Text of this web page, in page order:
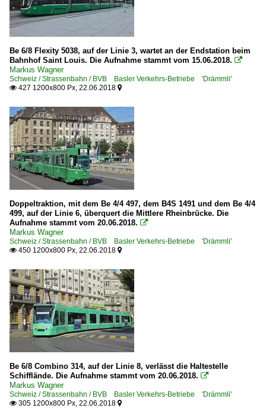
Be 6/8 Flexity 5038, auf der Linie 3, wartet an der Endstation beim
Bahnhof Saint Louis. Die Aufnahme stammt vom 15.06.2018. 
Markus Wagner
Schweiz / Strassenbahn / BVB Basler Verkehrs-Betriebe 'Drämmli'
 427 1200x800 Px, 22.06.2018 
Doppeltraktion, mit dem Be 4/4 497, dem B4S 1491 und dem Be 4/4
499, auf der Linie 6, überquert die Mittlere Rheinbrücke. Die
Aufnahme stammt vom 20.06.2018. 
Markus Wagner
Schweiz / Strassenbahn / BVB Basler Verkehrs-Betriebe 'Drämmli'
 450 1200x800 Px, 22.06.2018 
Be 6/8 Combino 314, auf der Linie 8, verlässt die Haltestelle
Schifflände. Die Aufnahme stammt vom 20.06.2018. 
Markus Wagner
Schweiz / Strassenbahn / BVB Basler Verkehrs-Betriebe 'Drämmli'
 305 1200x800 Px, 22.06.2018 